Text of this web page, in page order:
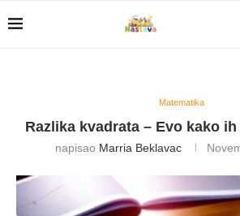
Matematika
Razlika kvadrata – Evo kako
napisao Marria Beklavac